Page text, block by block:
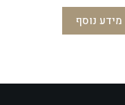
מידע נוסף